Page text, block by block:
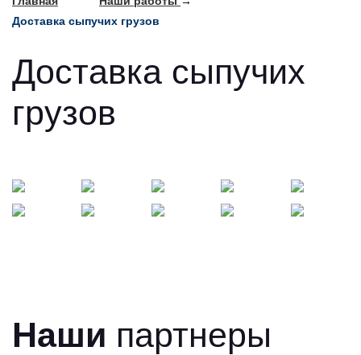
Доставка сыпучих грузов
Доставка сыпучих
грузов
Наши партнеры